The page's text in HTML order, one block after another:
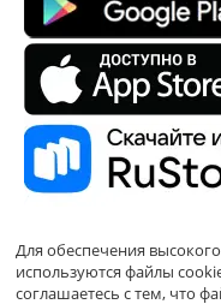
Для обеспечения
используются файлы
соглашаетесь с тем, что